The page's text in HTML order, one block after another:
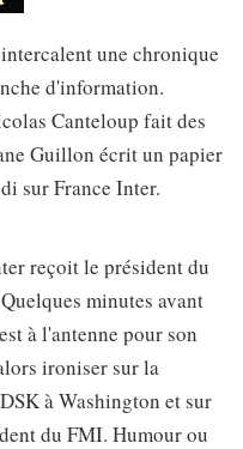
une chronique
d'information.
Canteloup fait des
Guillon écrit un papier
sur France Inter.
reçoit le président du
minutes avant
à l'antenne pour son
ironiser sur la
à Washington et sur
du FMI. Humour ou